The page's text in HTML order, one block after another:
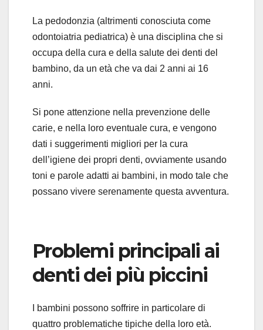
La pedodonzia (altrimenti conosciuta come
odontoiatria pediatrica) è una disciplina che si
occupa della cura e della salute dei denti del
bambino, da un età che va dai 2 anni ai 16
anni.
Si pone attenzione nella prevenzione delle
carie, e nella loro eventuale cura, e vengono
dati i suggerimenti migliori per la cura
dell’igiene dei propri denti, ovviamente usando
toni e parole adatti ai bambini, in modo tale che
possano vivere serenamente questa avventura.
Problemi principali ai
denti dei più piccini
I bambini possono soffrire in particolare di
quattro problematiche tipiche della loro età.